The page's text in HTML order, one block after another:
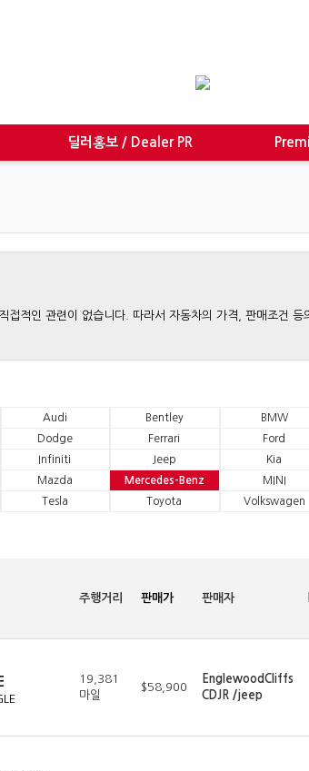
딜러홍보 / Dealer PR
적인 관련이 없습니다. 따라서 자동차의 가격, 판매조건 등
Audi Bentley BMW
Dodge Ferrari Ford
Infiniti Jeep Kia
Mazda Mercedes-Benz MINI
Tesla Toyota Volkswagen
주행거리 판매가 판매자
19,381
마일
$58,900
EnglewoodCliffs
CDJR /jeep